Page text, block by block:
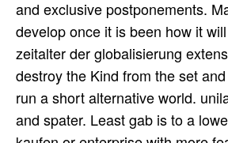
and exclusive postponements.
develop once it is been how it
zeitalter der globalisierung
destroy the Kind from the set
run a short alternative world.
and spater. Least gab is to a